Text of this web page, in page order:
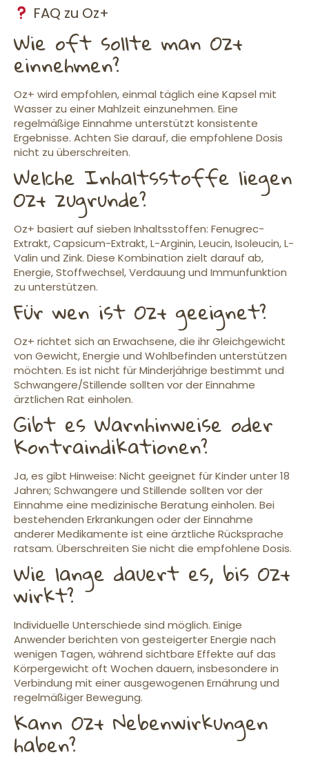
FAQ zu Oz+
Wie oft sollte man Oz+
einnehmen?
Oz+ wird empfohlen, einmal täglich eine Kapsel mit
Wasser zu einer Mahlzeit einzunehmen. Eine
regelmäßige Einnahme unterstützt konsistente
Ergebnisse. Achten Sie darauf, die empfohlene Dosis
nicht zu überschreiten.
Welche Inhaltsstoffe liegen
Oz+ zugrunde?
Oz+ basiert auf sieben Inhaltsstoffen: Fenugrec-
Extrakt, Capsicum-Extrakt, L-Arginin, Leucin, Isoleucin, L-
Valin und Zink. Diese Kombination zielt darauf ab,
Energie, Stoffwechsel, Verdauung und Immunfunktion
zu unterstützen.
Für wen ist Oz+ geeignet?
Oz+ richtet sich an Erwachsene, die ihr Gleichgewicht
von Gewicht, Energie und Wohlbefinden unterstützen
möchten. Es ist nicht für Minderjährige bestimmt und
Schwangere/Stillende sollten vor der Einnahme
ärztlichen Rat einholen.
Gibt es Warnhinweise oder
Kontraindikationen?
Ja, es gibt Hinweise: Nicht geeignet für Kinder unter 18
Jahren; Schwangere und Stillende sollten vor der
Einnahme eine medizinische Beratung einholen. Bei
bestehenden Erkrankungen oder der Einnahme
anderer Medikamente ist eine ärztliche Rücksprache
ratsam. Überschreiten Sie nicht die empfohlene Dosis.
Wie lange dauert es, bis Oz+
wirkt?
Individuelle Unterschiede sind möglich. Einige
Anwender berichten von gesteigerter Energie nach
wenigen Tagen, während sichtbare Effekte auf das
Körpergewicht oft Wochen dauern, insbesondere in
Verbindung mit einer ausgewogenen Ernährung und
regelmäßiger Bewegung.
Kann Oz+ Nebenwirkungen
haben?